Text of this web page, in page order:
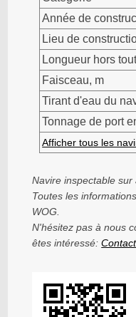
Année de
Lieu de
Longueur hors
Faisceau, m
Tirant d'eau du
Tonnage de port
Afficher tous les
Navire inspectable sur
Toutes les
WOG.
N'hésitez pas à nous
êtes intéressé: